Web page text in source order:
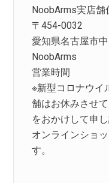
NoobArms実店舗
〒454-0032
愛知県名古屋市
NoobArms
営業時間
※新型コロナウイ
舗はお休みさせ
をおかけして申
オンラインショ
す。